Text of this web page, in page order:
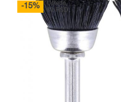
-15%
Ušteda
89 RSD